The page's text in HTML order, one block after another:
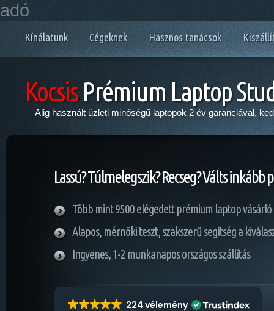
adó
Kínálatunk Cégeknek Hasznos tanácsok
KocsisPrémium Laptop
Alig használt üzleti minőségű laptopok 2 év garanciával,
Lassú? Túlmelegszik? Recseg? Válts inkább
Több mint 9500 elégedett prémium laptop vásárló
Alapos, mérnöki teszt, szakszerű segítség a
Ingyenes, 1-2 munkanapos országos szállítás
224 vélemény